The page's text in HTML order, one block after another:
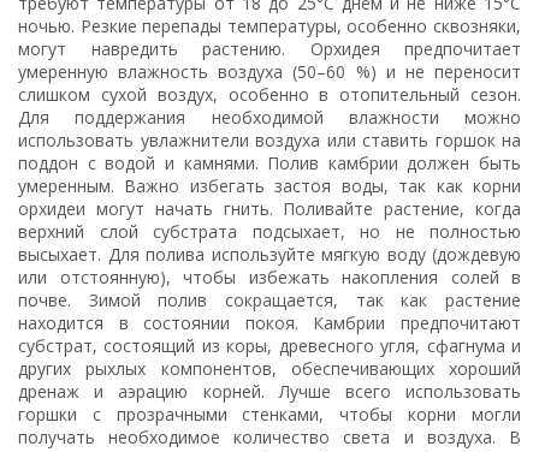
ночью. Резкие перепады температуры, особенно сквозняки,
могут навредить растению. Орхидея предпочитает
умеренную влажность воздуха (50–60 %) и не переносит
слишком сухой воздух, особенно в отопительный сезон.
Для поддержания необходимой влажности можно
использовать увлажнители воздуха или ставить горшок на
поддон с водой и камнями. Полив камбрии должен быть
умеренным. Важно избегать застоя воды, так как корни
орхидеи могут начать гнить. Поливайте растение, когда
верхний слой субстрата подсыхает, но не полностью
высыхает. Для полива используйте мягкую воду (дождевую
или отстоянную), чтобы избежать накопления солей в
почве. Зимой полив сокращается, так как растение
находится в состоянии покоя. Камбрии предпочитают
субстрат, состоящий из коры, древесного угля, сфагнума и
других рыхлых компонентов, обеспечивающих хороший
дренаж и аэрацию корней. Лучше всего использовать
горшки с прозрачными стенками, чтобы корни могли
получать необходимое количество света и воздуха. В